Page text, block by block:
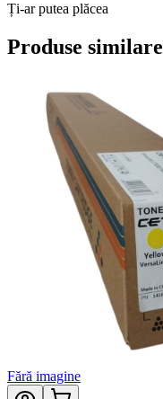
Ți-ar putea plăcea
Produse similare
Fără imagine